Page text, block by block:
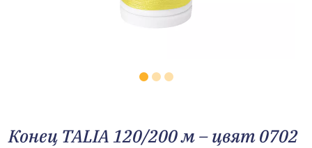
Конец TALIA 120/200 м – цвят 0702